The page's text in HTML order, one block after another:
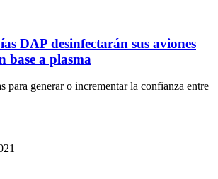
DAP desinfectarán sus aviones
base a plasma
para generar o incrementar la confianza entre